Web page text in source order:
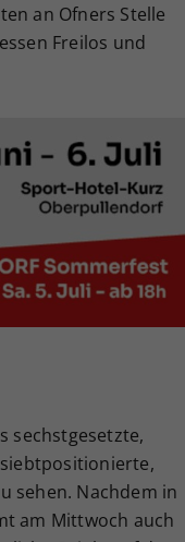
an Ofners Stelle
Freilos und
sechstgesetzte,
siebtpositionierte,
sehen. Nachdem in
am Mittwoch auch